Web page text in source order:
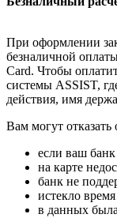
При оформлении
безналичной
Card. Чтобы
системы ASSIST,
действия, имя
Вам могут отказать
если ваш
на карте
банк не
истекло
в данных